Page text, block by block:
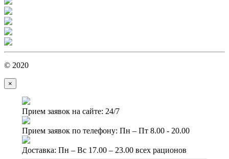
© 2020
×
Прием заявок на сайте: 24/7
Прием заявок по телефону: Пн – Пт 8.00 - 20.00
Доставка: Пн – Вс 17.00 – 23.00 всех рационов